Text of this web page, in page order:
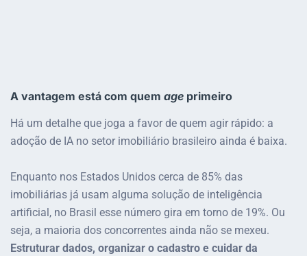
A vantagem está com quem age primeiro
Há um detalhe que joga a favor de quem agir rápido: a
adoção de IA no setor imobiliário brasileiro ainda é baixa.
Enquanto nos Estados Unidos cerca de 85% das
imobiliárias já usam alguma solução de inteligência
artificial, no Brasil esse número gira em torno de 19%. Ou
seja, a maioria dos concorrentes ainda não se mexeu.
Estruturar dados, organizar o cadastro e cuidar da